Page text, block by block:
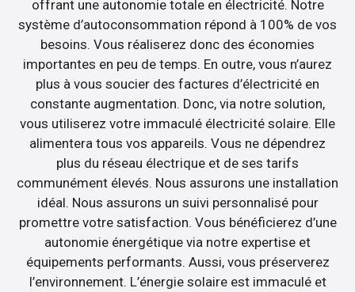
offrant une autonomie totale en électricité. Notre
système d’autoconsommation répond à 100% de vos
besoins. Vous réaliserez donc des économies
importantes en peu de temps. En outre, vous n’aurez
plus à vous soucier des factures d’électricité en
constante augmentation. Donc, via notre solution,
vous utiliserez votre immaculé électricité solaire. Elle
alimentera tous vos appareils. Vous ne dépendrez
plus du réseau électrique et de ses tarifs
communément élevés. Nous assurons une installation
idéal. Nous assurons un suivi personnalisé pour
promettre votre satisfaction. Vous bénéficierez d’une
autonomie énergétique via notre expertise et
équipements performants. Aussi, vous préserverez
l’environnement. L’énergie solaire est immaculé et